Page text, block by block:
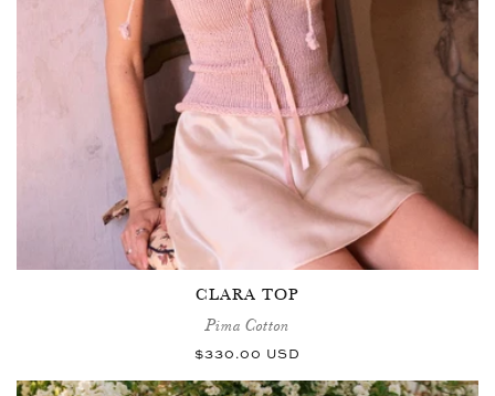
CLARA TOP
Pima Cotton
Normaler
$330.00 USD